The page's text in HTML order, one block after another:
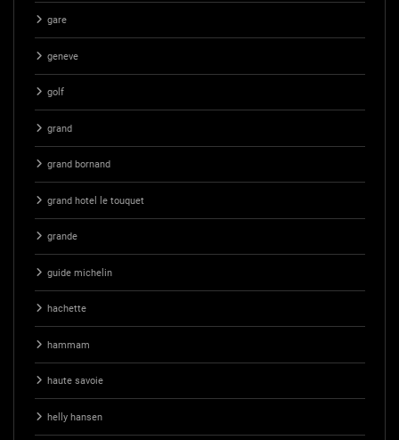
gare
geneve
golf
grand
grand bornand
grand hotel le touquet
grande
guide michelin
hachette
hammam
haute savoie
helly hansen